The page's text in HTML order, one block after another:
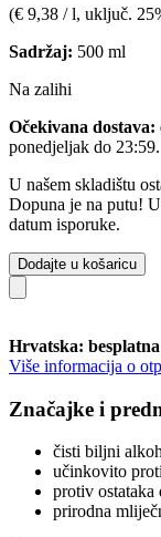
(€ 9,38 / l, uključ.
Sadržaj: 500 ml
Na zalihi
Očekivana
ponedjeljak do 23:59.
U našem skladištu
Dopuna je na putu!
datum isporuke.
Dodajte u košaricu
Hrvatska:
Više informacija o
Značajke i
čisti biljni
učinkovito
protiv ostataka
prirodna